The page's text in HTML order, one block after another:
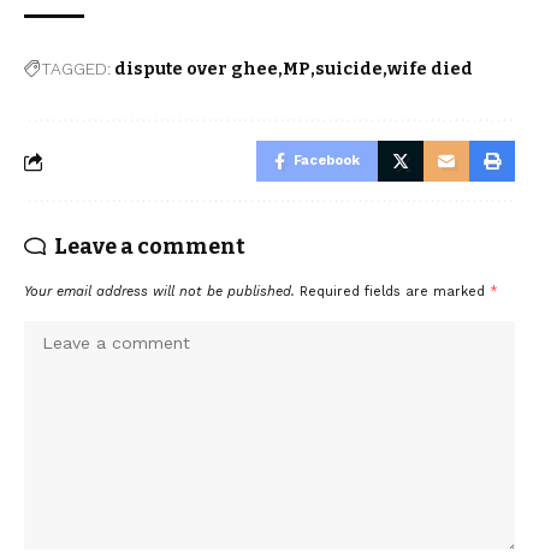
TAGGED: dispute over ghee MP suicide wife died
Facebook
Leave a comment
Your email address will not be published. Required fields are marked *